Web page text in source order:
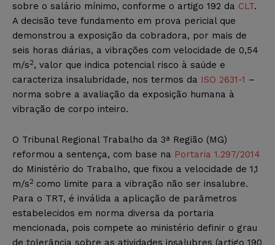
sobre o salário mínimo, conforme o artigo 192 da CLT.
A decisão teve fundamento em prova pericial que
demonstrou a exposição da cobradora, por mais de
seis horas diárias, a vibrações com velocidade de 0,54
m/s2, valor que indica potencial risco à saúde e
caracteriza insalubridade, nos termos da ISO 2631-1 –
norma sobre a avaliação da exposição humana à
vibração de corpo inteiro.
O Tribunal Regional Trabalho da 3ª Região (MG)
reformou a sentença, com base na Portaria 1.297/2014
do Ministério do Trabalho, que fixou a velocidade de 1,1
m/s2 como limite para a vibração não ser insalubre.
Para o TRT, é inválida a aplicação de parâmetros
estabelecidos em norma diversa da portaria
mencionada, pois compete ao ministério definir o grau
de tolerância sobre as atividades insalubres (artigo 190